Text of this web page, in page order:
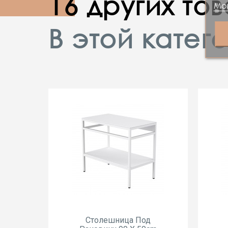
В этой
Cтолешница Под